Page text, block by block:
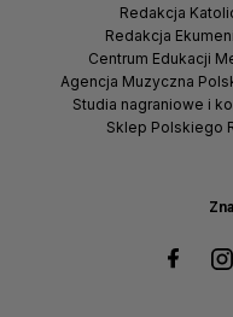
Redakcja
Redakcja
Centrum Edukacji
Agencja Muzyczna
Studia nagraniowe i
Sklep Polskiego